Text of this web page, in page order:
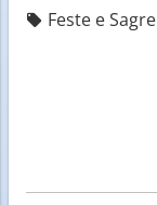
Feste e Sagre